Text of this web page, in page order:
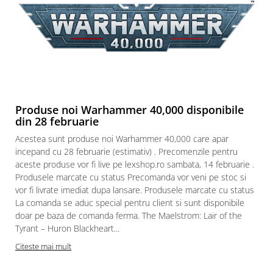
Puzzle 3D
Puzzle 8000 piese
Puzzle 150 piese
Puzzle 24 piese
Puzzle-uri metalice si logice
Puzzle 3 in 1
Puzzle 350 piese
Puzzle 275 piese
Puzzle 550 piese
Warhammer
Warhammer 40K
Produse noi Warhammer 40,000 disponibile
din 28 februarie
Acestea sunt produse noi Warhammer 40,000 care apar
incepand cu 28 februarie (estimativ) . Precomenzile pentru
aceste produse vor fi live pe lexshop.ro sambata, 14 februarie .
Produsele marcate cu status Precomanda vor veni pe stoc si
vor fi livrate imediat dupa lansare. Produsele marcate cu status
La comanda se aduc special pentru client si sunt disponibile
doar pe baza de comanda ferma. The Maelstrom: Lair of the
Tyrant – Huron Blackheart...
Citeste mai mult